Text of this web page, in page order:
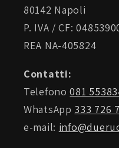
80142 Napoli
P. IVA / CF:
REA NA-405824
Contatti:
Telefono081
WhatsApp 333 726
e-mail: